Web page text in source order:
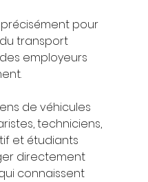
pour
transport
employeurs
de véhicules
techniciens,
et étudiants
directement
connaissent